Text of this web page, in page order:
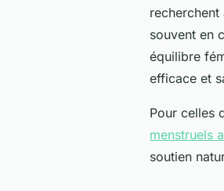
recherchent
souvent en
équilibre
efficace et
Pour celles
menstruels
soutien